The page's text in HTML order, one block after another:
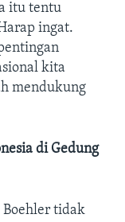
itu tentu
ingat.
kita
mendukung
di Gedung
Boehler tidak